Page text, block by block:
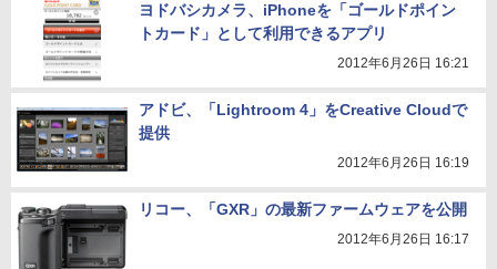
ヨドバシカメラ、iPhoneを「ゴールドポイン
トカード」として利用できるアプリ
2012年6月26日 16:21
アドビ、「Lightroom 4」をCreative Cloudで
提供
2012年6月26日 16:19
リコー、「GXR」の最新ファームウェアを公開
2012年6月26日 16:17